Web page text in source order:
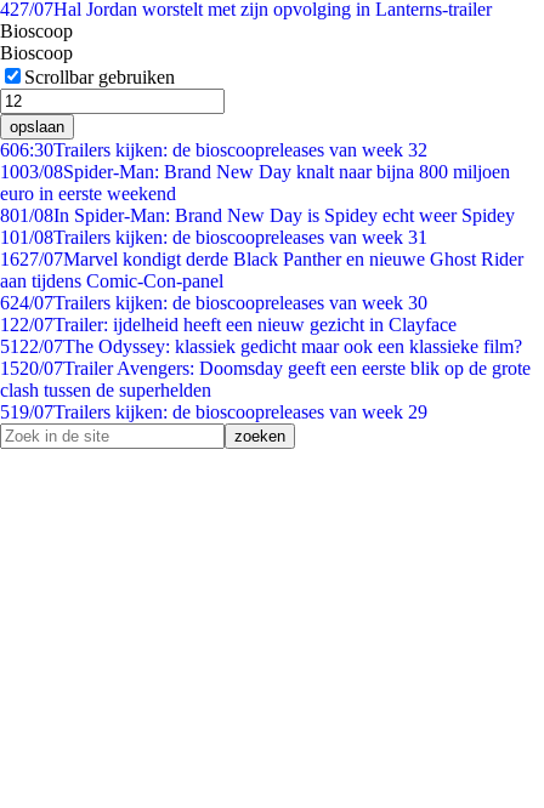
427/07Hal Jordan worstelt met zijn opvolging in Lanterns-trailer
Bioscoop
Bioscoop
Scrollbar gebruiken
opslaan
606:30Trailers kijken: de bioscoopreleases van week 32
1003/08Spider-Man: Brand New Day knalt naar bijna 800 miljoen
euro in eerste weekend
801/08In Spider-Man: Brand New Day is Spidey echt weer Spidey
101/08Trailers kijken: de bioscoopreleases van week 31
1627/07Marvel kondigt derde Black Panther en nieuwe Ghost Rider
aan tijdens Comic-Con-panel
624/07Trailers kijken: de bioscoopreleases van week 30
1 22/07Trailer: ijdelheid heeft een nieuw gezicht in Clayface
51 22/07The Odyssey: klassiek gedicht maar ook een klassieke film?
1520/07Trailer Avengers: Doomsday geeft een eerste blik op de grote
clash tussen de superhelden
519/07Trailers kijken: de bioscoopreleases van week 29